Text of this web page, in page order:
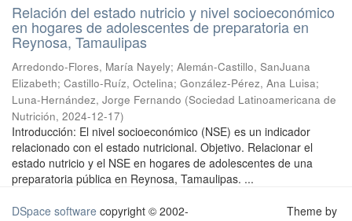
Relación del estado nutricio y nivel socioeconómico
en hogares de adolescentes de preparatoria en
Reynosa, Tamaulipas
Arredondo-Flores, María Nayely; Alemán-Castillo, SanJuana
Elizabeth; Castillo-Ruíz, Octelina; González-Pérez, Ana Luisa;
Luna-Hernández, Jorge Fernando (Sociedad Latinoamericana de
Nutrición, 2024-12-17)
Introducción: El nivel socioeconómico (NSE) es un indicador
relacionado con el estado nutricional. Objetivo. Relacionar el
estado nutricio y el NSE en hogares de adolescentes de una
preparatoria pública en Reynosa, Tamaulipas. ...
DSpace software copyright © 2002-
Theme by